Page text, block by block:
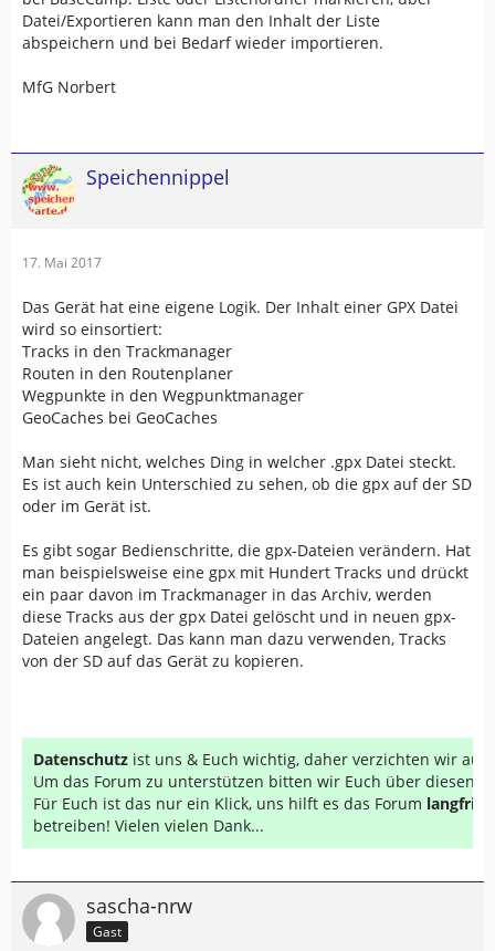
Datei/Exportieren kann man den Inhalt der Liste
abspeichern und bei Bedarf wieder importieren.
MfG Norbert
Speichennippel
17. Mai 2017
Das Gerät hat eine eigene Logik. Der Inhalt einer GPX Datei
wird so einsortiert:
Tracks in den Trackmanager
Routen in den Routenplaner
Wegpunkte in den Wegpunktmanager
GeoCaches bei GeoCaches
Man sieht nicht, welches Ding in welcher .gpx Datei steckt.
Es ist auch kein Unterschied zu sehen, ob die gpx auf der SD
oder im Gerät ist.
Es gibt sogar Bedienschritte, die gpx-Dateien verändern. Hat
man beispielsweise eine gpx mit Hundert Tracks und drückt
ein paar davon im Trackmanager in das Archiv, werden
diese Tracks aus der gpx Datei gelöscht und in neuen gpx-
Dateien angelegt. Das kann man dazu verwenden, Tracks
von der SD auf das Gerät zu kopieren.
Datenschutz ist uns & Euch wichtig, daher verzichten wir auf
Um das Forum zu unterstützen bitten wir Euch über diesen
Für Euch ist das nur ein Klick, uns hilft es das Forum
betreiben! Vielen vielen Dank...
sascha-nrw
Gast